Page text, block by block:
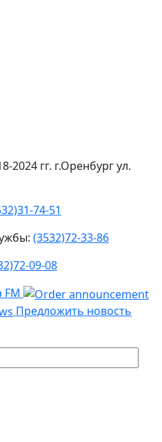
гг. г.Оренбург ул.
74-51
(3532)72-33-86
09-08
FM
Предложить новость